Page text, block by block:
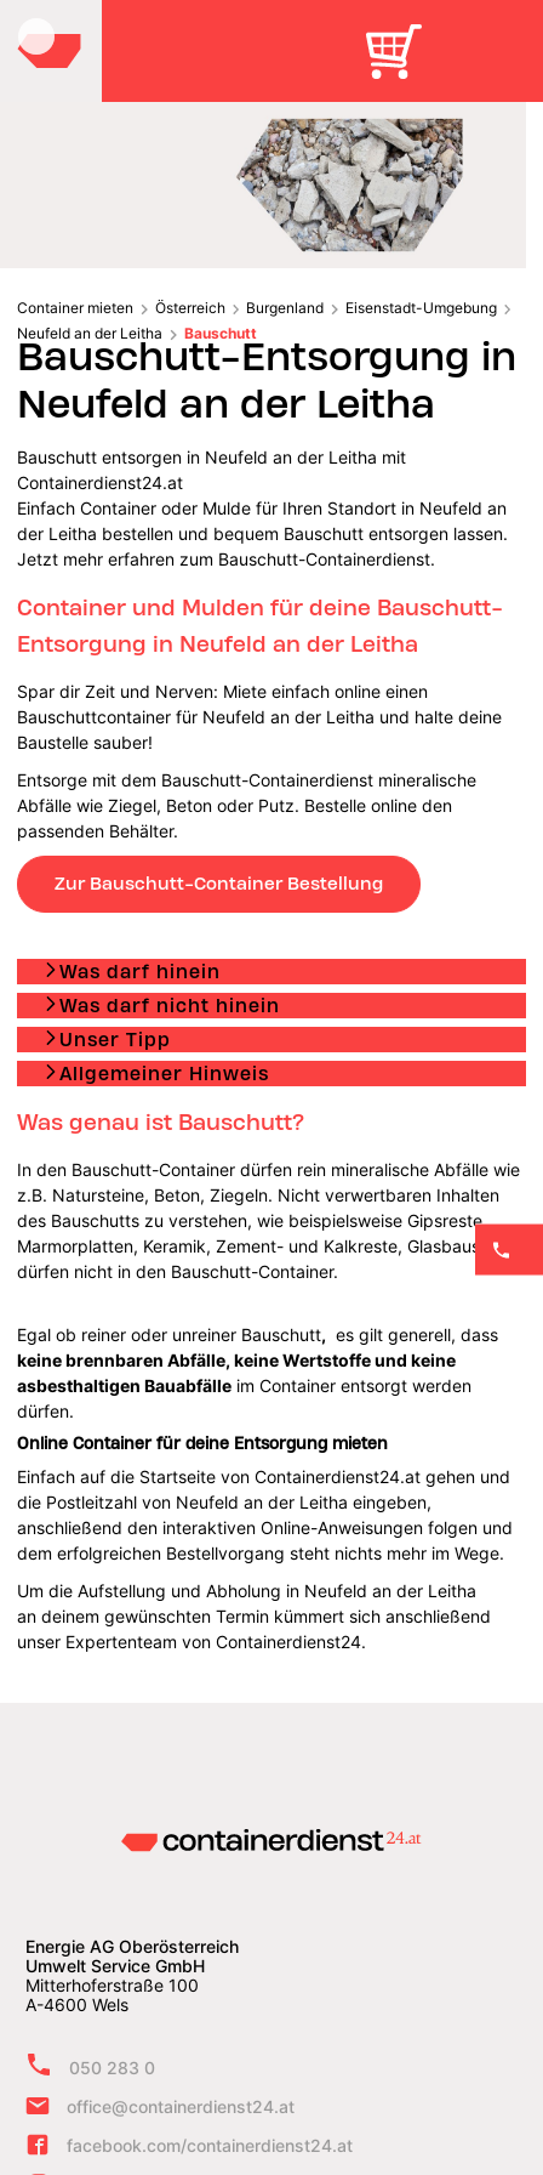
Container mieten Österreich Burgenland
Eisenstadt-Umgebung
Neufeld an der Leitha
Bauschutt
Bauschutt-Entsorgung in
Neufeld an der Leitha
Bauschutt entsorgen in Neufeld an der Leitha mit
Containerdienst24.at
Einfach Container oder Mulde für Ihren Standort in Neufeld an
der Leitha bestellen und bequem Bauschutt entsorgen lassen.
Jetzt mehr erfahren zum Bauschutt-Containerdienst.
Container und Mulden für deine Bauschutt-
Entsorgung in Neufeld an der Leitha
Spar dir Zeit und Nerven: Miete einfach online einen
Bauschuttcontainer für Neufeld an der Leitha und halte deine
Baustelle sauber!
Entsorge mit dem Bauschutt-Containerdienst mineralische
Abfälle wie Ziegel, Beton oder Putz. Bestelle online den
passenden Behälter.
Zur Bauschutt-Container Bestellung
Was darf hinein
Was darf nicht hinein
Unser Tipp
Allgemeiner Hinweis
Was genau ist Bauschutt?
In den Bauschutt-Container dürfen rein mineralische Abfälle wie
z.B. Natursteine, Beton, Ziegeln. Nicht verwertbaren Inhalten
des Bauschutts zu verstehen, wie beispielsweise Gipsreste,
Marmorplatten, Keramik, Zement- und Kalkreste, Glasbausteine
dürfen nicht in den Bauschutt-Container.
Egal ob reiner oder unreiner Bauschutt, es gilt generell, dass
keine brennbaren Abfälle, keine Wertstoffe und keine
asbesthaltigen Bauabfälle im Container entsorgt werden
dürfen.
Online Container für deine Entsorgung mieten
Einfach auf die Startseite von Containerdienst24.at gehen und
die Postleitzahl von Neufeld an der Leitha eingeben,
anschließend den interaktiven Online-Anweisungen folgen und
dem erfolgreichen Bestellvorgang steht nichts mehr im Wege.
Um die Aufstellung und Abholung in Neufeld an der Leitha
an deinem gewünschten Termin kümmert sich anschließend
unser Expertenteam von Containerdienst24.
Energie AG Oberösterreich
Umwelt Service GmbH
Mitterhoferstraße 100
A-4600 Wels
050 283 0
office@containerdienst24.at
facebook.com/containerdienst24.at